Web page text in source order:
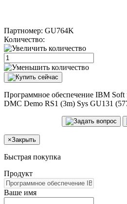
Партномер: GU764K
Количество:
Программное обеспечение IBM
DMC Demo RS1 (3m) Sys GU131
×Закрыть
Быстрая покупка
Продукт
Ваше имя